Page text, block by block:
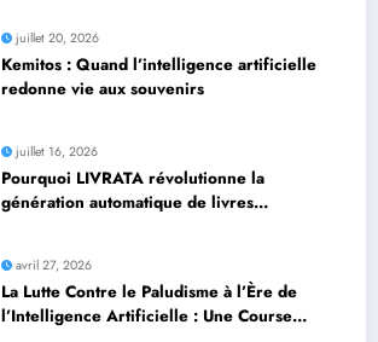
juillet 20, 2026
Kemitos : Quand l’intelligence artificielle
redonne vie aux souvenirs
juillet 16, 2026
Pourquoi LIVRATA révolutionne la
génération automatique de livres
avril 27, 2026
La Lutte Contre le Paludisme à l’Ère de
l’Intelligence Artificielle : Une Course